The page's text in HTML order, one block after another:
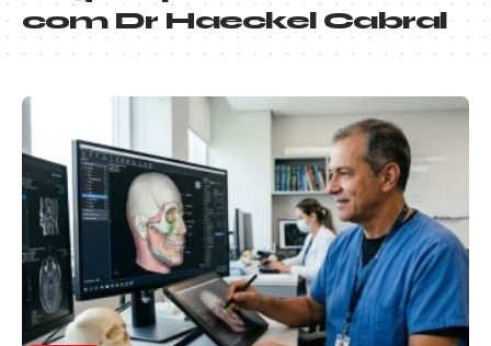
com Dr Haeckel Cabral